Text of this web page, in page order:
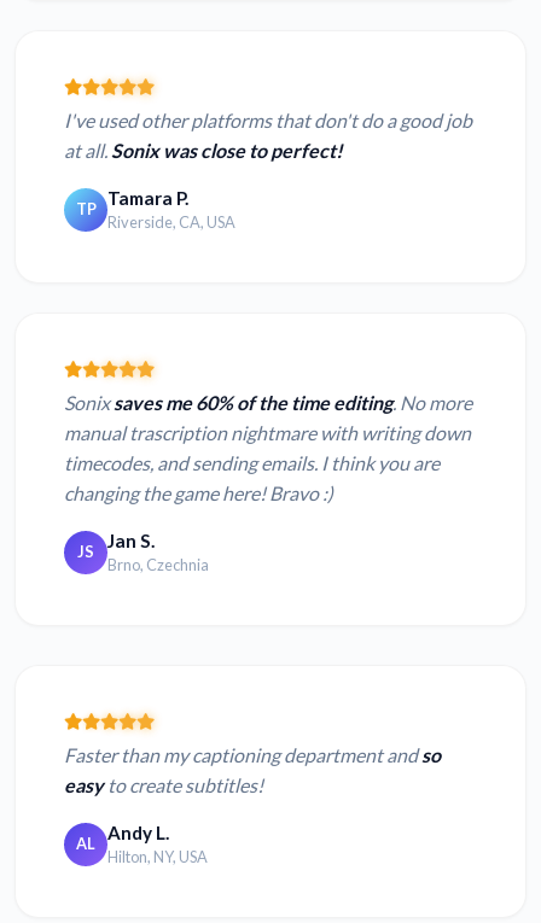
I've used other platforms that don't do a good job
at all.Sonix was close to perfect!
TP Tamara P.
Riverside, CA, USA
Sonixsaves me 60% of the time editing. No more
manual trascription nightmare with writing down
timecodes, and sending emails. I think you are
changing the game here! Bravo :)
JS Jan S.
Brno, Czechnia
Faster than my captioning department andso
easyto create subtitles!
AL Andy L.
Hilton, NY, USA